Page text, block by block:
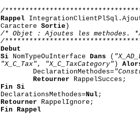
/
Rappel
Caractere Sortie)
/* Objet : Ajoutes les methodes.
/
Debut
SiNomTypeOuInterface Dans (
"X_C_Tax" , "X_C_TaxCategory" )
DeclarationMethodes=
Retourner RappelSucces;
Fin Si
DeclarationsMethodes=Nul;
Retourner RappelIgnore;
Fin Rappel